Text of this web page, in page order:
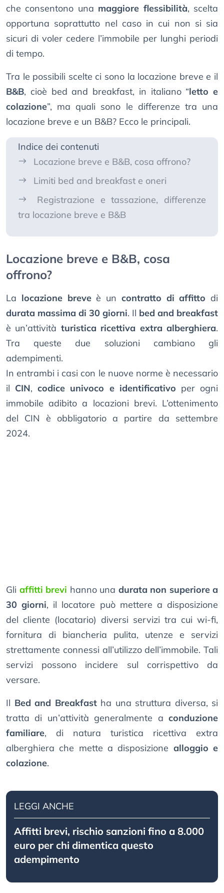
che consentono una maggiore flessibilità, scelta
opportuna soprattutto nel caso in cui non si sia
sicuri di voler cedere l’immobile per lunghi periodi
di tempo.
Tra le possibili scelte ci sono la locazione breve e il
B&B, cioè bed and breakfast, in italiano “letto e
colazione”, ma quali sono le differenze tra una
locazione breve e un B&B? Ecco le principali.
Indice dei contenuti
Locazione breve e B&B, cosa offrono?
Limiti bed and breakfast e oneri
Registrazione e tassazione, differenze
tra locazione breve e B&B
Locazione breve e B&B, cosa
offrono?
La locazione breveè un contratto di affitto di
durata massima di 30 giorni. Il bed and breakfast
è un’attività turistica ricettiva extra alberghiera.
Tra queste due soluzioni cambiano gli
adempimenti.
In entrambi i casi con le nuove norme è necessario
il CIN,codice univoco e identificativo per ogni
immobile adibito a locazioni brevi. L’ottenimento
del CIN è obbligatorio a partire da settembre
2024.
Gli affitti brevi hanno una durata non superiore a
30 giorni, il locatore può mettere a disposizione
del cliente (locatario) diversi servizi tra cui wi-fi,
fornitura di biancheria pulita, utenze e servizi
strettamente connessi all’utilizzo dell’immobile. Tali
servizi possono incidere sul corrispettivo da
versare.
Il Bed and Breakfastha una struttura diversa, si
tratta di un’attività generalmente a conduzione
familiare, di natura turistica ricettiva extra
alberghiera che mette a disposizione alloggio e
colazione.
LEGGI ANCHE
Affitti brevi, rischio sanzioni fino a 8.000
euro per chi dimentica questo
adempimento